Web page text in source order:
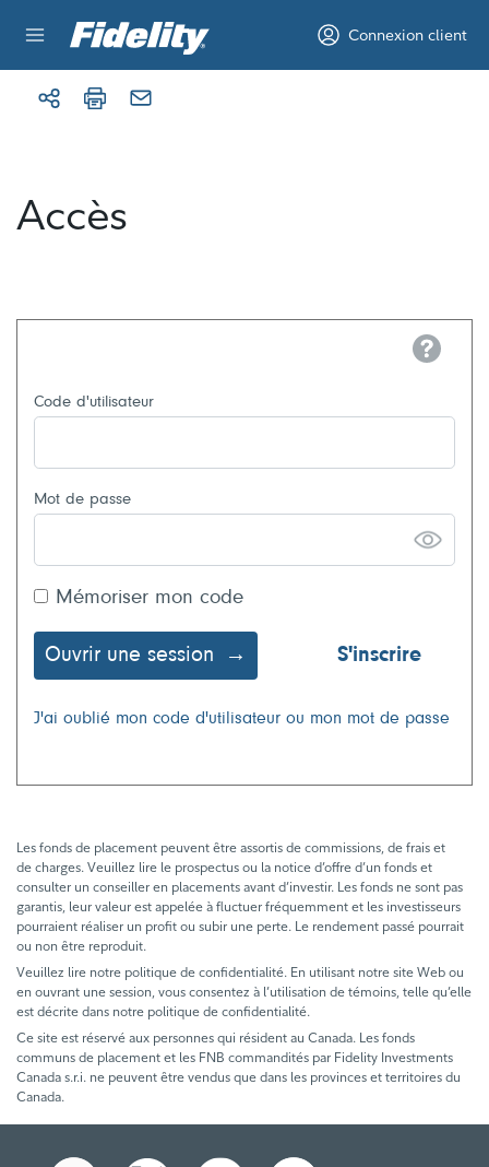
Connexion client
Accès
Help
Code d'utilisateur
Mot de passe
Mémoriser mon code
Ouvrir une session S'inscrire
J'ai oublié mon code d'utilisateur ou mon mot de passe
Les fonds de placement peuvent être assortis de commissions, de frais et
de charges. Veuillez lire le prospectus ou la notice d’offre d’un fonds et
consulter un conseiller en placements avant d’investir. Les fonds ne sont pas
garantis, leur valeur est appelée à fluctuer fréquemment et les investisseurs
pourraient réaliser un profit ou subir une perte. Le rendement passé pourrait
ou non être reproduit.
Veuillez lire notre politique de confidentialité. En utilisant notre site Web ou
en ouvrant une session, vous consentez à l’utilisation de témoins, telle qu’elle
est décrite dans notre politique de confidentialité.
Ce site est réservé aux personnes qui résident au Canada. Les fonds
communs de placement et les FNB commandités par Fidelity Investments
Canada s.r.i. ne peuvent être vendus que dans les provinces et territoires du
Canada.